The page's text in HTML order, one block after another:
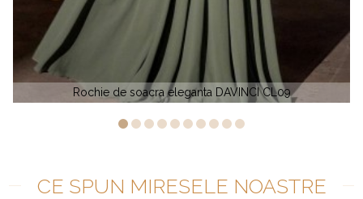
CL09 Rochie de seara printesa
CE SPUN MIRESELE NOASTRE